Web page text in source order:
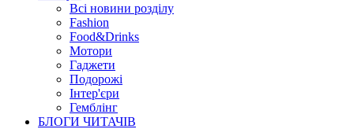
Всі новини розділу
Fashion
Food&Drinks
Мотори
Гаджети
Подорожі
Інтер'єри
Гемблінг
БЛОГИ ЧИТАЧІВ